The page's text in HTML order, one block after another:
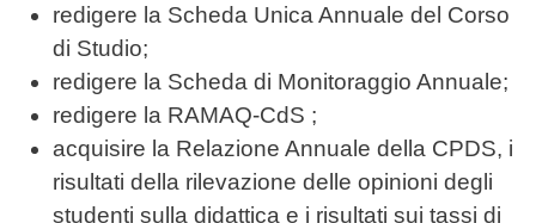
redigere la Scheda Unica Annuale del Corso
di Studio;
redigere la Scheda di Monitoraggio Annuale;
redigere la RAMAQ-CdS ;
acquisire la Relazione Annuale della CPDS, i
risultati della rilevazione delle opinioni degli
studenti sulla didattica e i risultati sui tassi di